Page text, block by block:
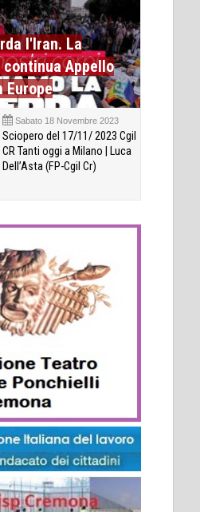
l'Iran. La
Appello
Europe
Sabato 18 Novembre 2023
Sciopero del 17/11/ 2023 Cgil
CR Tanti oggi a Milano | Luca
Dell’Asta (FP-Cgil Cr)